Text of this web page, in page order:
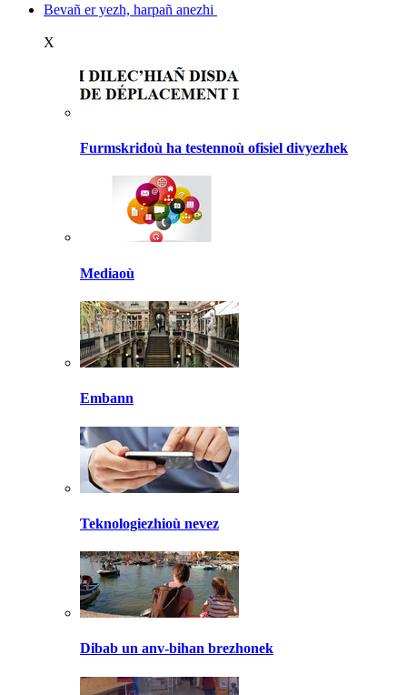
Bevañ er yezh, harpañ anezhi
X
Furmskridoù ha testennoù ofisiel divyezhek
Mediaoù
Embann
Teknologiezhioù nevez
Dibab un anv-bihan brezhonek